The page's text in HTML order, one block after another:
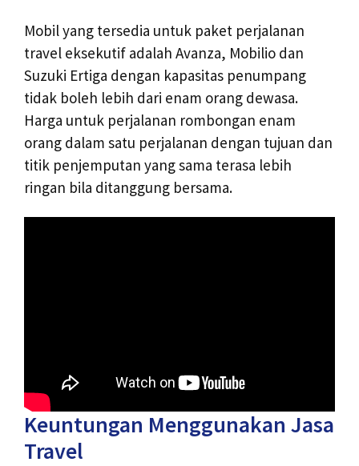
Mobil yang tersedia untuk paket perjalanan
travel eksekutif adalah Avanza, Mobilio dan
Suzuki Ertiga dengan kapasitas penumpang
tidak boleh lebih dari enam orang dewasa.
Harga untuk perjalanan rombongan enam
orang dalam satu perjalanan dengan tujuan dan
titik penjemputan yang sama terasa lebih
ringan bila ditanggung bersama.
Keuntungan Menggunakan Jasa
Travel